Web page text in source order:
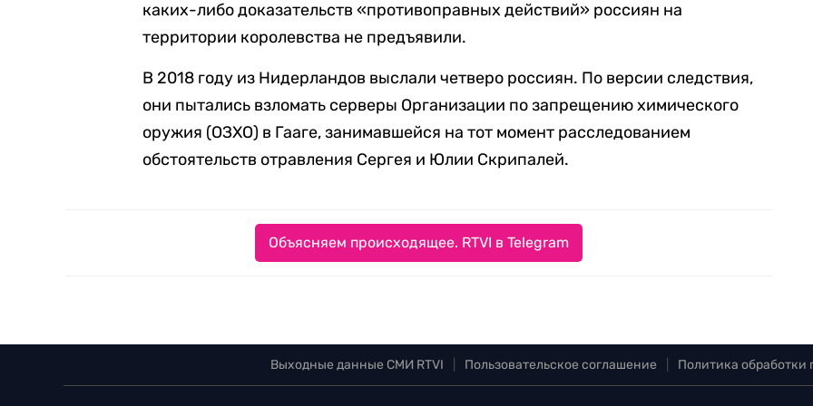
каких-либо доказательств «противоправных действий» россиян на
территории королевства не предъявили.
В 2018 году из Нидерландов выслали четверо россиян. По версии следствия,
они пытались взломать серверы Организации по запрещению химического
оружия (ОЗХО) в Гааге, занимавшейся на тот момент расследованием
обстоятельств отравления Сергея и Юлии Скрипалей.
Объясняем происходящее. RTVI в Telegram
Выходные данные СМИ RTVI Пользовательское соглашение Политика